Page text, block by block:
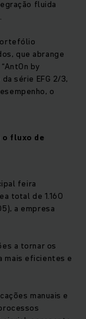
fluida
que abrange
by
série EFG 2/3,
o
o fluxo de
feira
total de 1.160
a empresa
a tornar os
mais eficientes e
manuais e